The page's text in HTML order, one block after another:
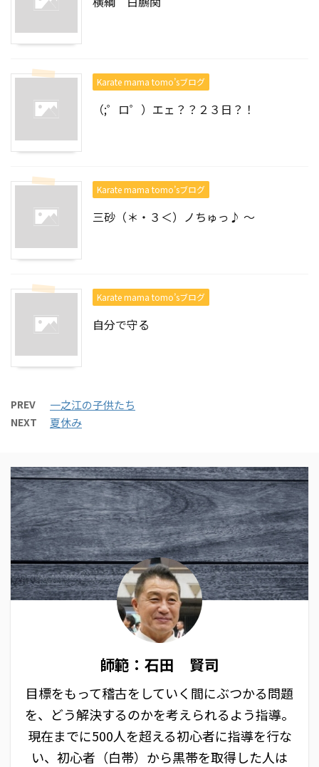
Karate mama tomo’sブログ
（;゜ロ゜）エェ？？２３日？！
Karate mama tomo’sブログ
三砂（＊・３＜）ノちゅっ♪ ～
Karate mama tomo’sブログ
自分で守る
PREV 一之江の子供たち
NEXT 夏休み
師範：石田 賢司
目標をもって稽古をしていく間にぶつかる問題
を、どう解決するのかを考えられるよう指導。
現在までに500人を超える初心者に指導を行な
い、初心者（白帯）から黒帯を取得した人は